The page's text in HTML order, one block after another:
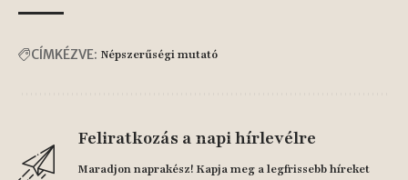
CÍMKÉZVE: Népszerűségi mutató
Feliratkozás a napi hírlevélre
Maradjon naprakész! Kapja meg a legfrissebb híreket